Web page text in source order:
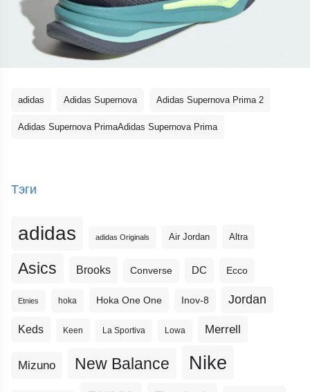
adidas Adidas Supernova Adidas Supernova Prima 2
Adidas Supernova PrimaAdidas Supernova Prima
Тэги
adidas adidas Originals Air Jordan Altra
Asics Brooks Converse DC Ecco
Etnies hoka Hoka One One Inov-8 Jordan
Keds Keen La Sportiva Lowa Merrell
Mizuno New Balance Nike